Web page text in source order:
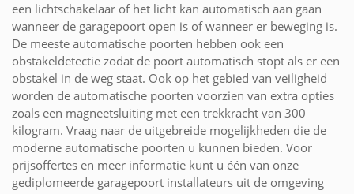
een lichtschakelaar of het licht kan automatisch aan gaan
wanneer de garagepoort open is of wanneer er beweging is.
De meeste automatische poorten hebben ook een
obstakeldetectie zodat de poort automatisch stopt als er een
obstakel in de weg staat. Ook op het gebied van veiligheid
worden de automatische poorten voorzien van extra opties
zoals een magneetsluiting met een trekkracht van 300
kilogram. Vraag naar de uitgebreide mogelijkheden die de
moderne automatische poorten u kunnen bieden. Voor
prijsoffertes en meer informatie kunt u één van onze
gediplomeerde garagepoort installateurs uit de omgeving